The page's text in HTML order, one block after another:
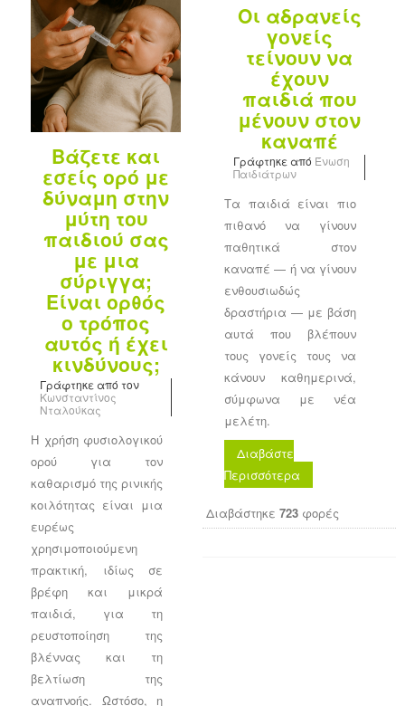
Βάζετε και
εσείς ορό με
δύναμη στην
μύτη του
παιδιού σας
με μια
σύριγγα;
Είναι ορθός
ο τρόπος
αυτός ή έχει
κινδύνους;
Γράφτηκε από τον
Κωνσταντίνος
Νταλούκας
Η χρήση φυσιολογικού
ορού για τον
καθαρισμό της ρινικής
κοιλότητας είναι μια
ευρέως
χρησιμοποιούμενη
πρακτική, ιδίως σε
βρέφη και μικρά
παιδιά, για τη
ρευστοποίηση της
βλέννας και τη
βελτίωση της
αναπνοής. Ωστόσο, η
Οι αδρανείς
γονείς
τείνουν να
έχουν
παιδιά που
μένουν στον
καναπέ
Γράφτηκε από Ένωση
Παιδιάτρων
Τα παιδιά είναι πιο
πιθανό να γίνουν
παθητικά στον
καναπέ — ή να γίνουν
ενθουσιωδώς
δραστήρια — με βάση
αυτά που βλέπουν
τους γονείς τους να
κάνουν καθημερινά,
σύμφωνα με νέα
μελέτη.
Διαβάστε
Περισσότερα
Διαβάστηκε 723 φορές